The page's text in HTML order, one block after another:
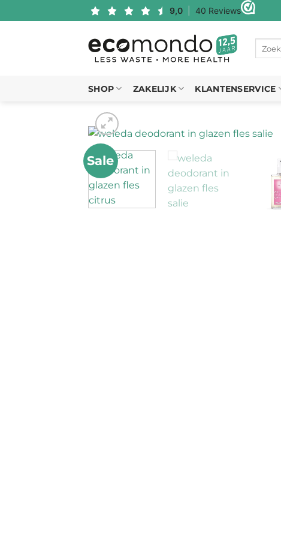
naar
Zoeken
SHOP ZAKELIJK KLANTENSERVICE
Sale